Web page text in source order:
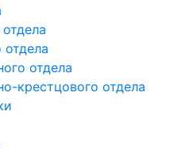
отдела
отдела
крестцового отдела